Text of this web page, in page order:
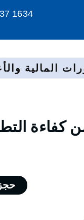
1634
المالية
كفاءة